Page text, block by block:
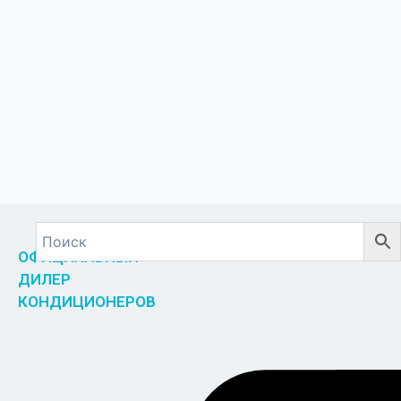
ОФИЦИАЛЬНЫЙ
ДИЛЕР
КОНДИЦИОНЕРОВ